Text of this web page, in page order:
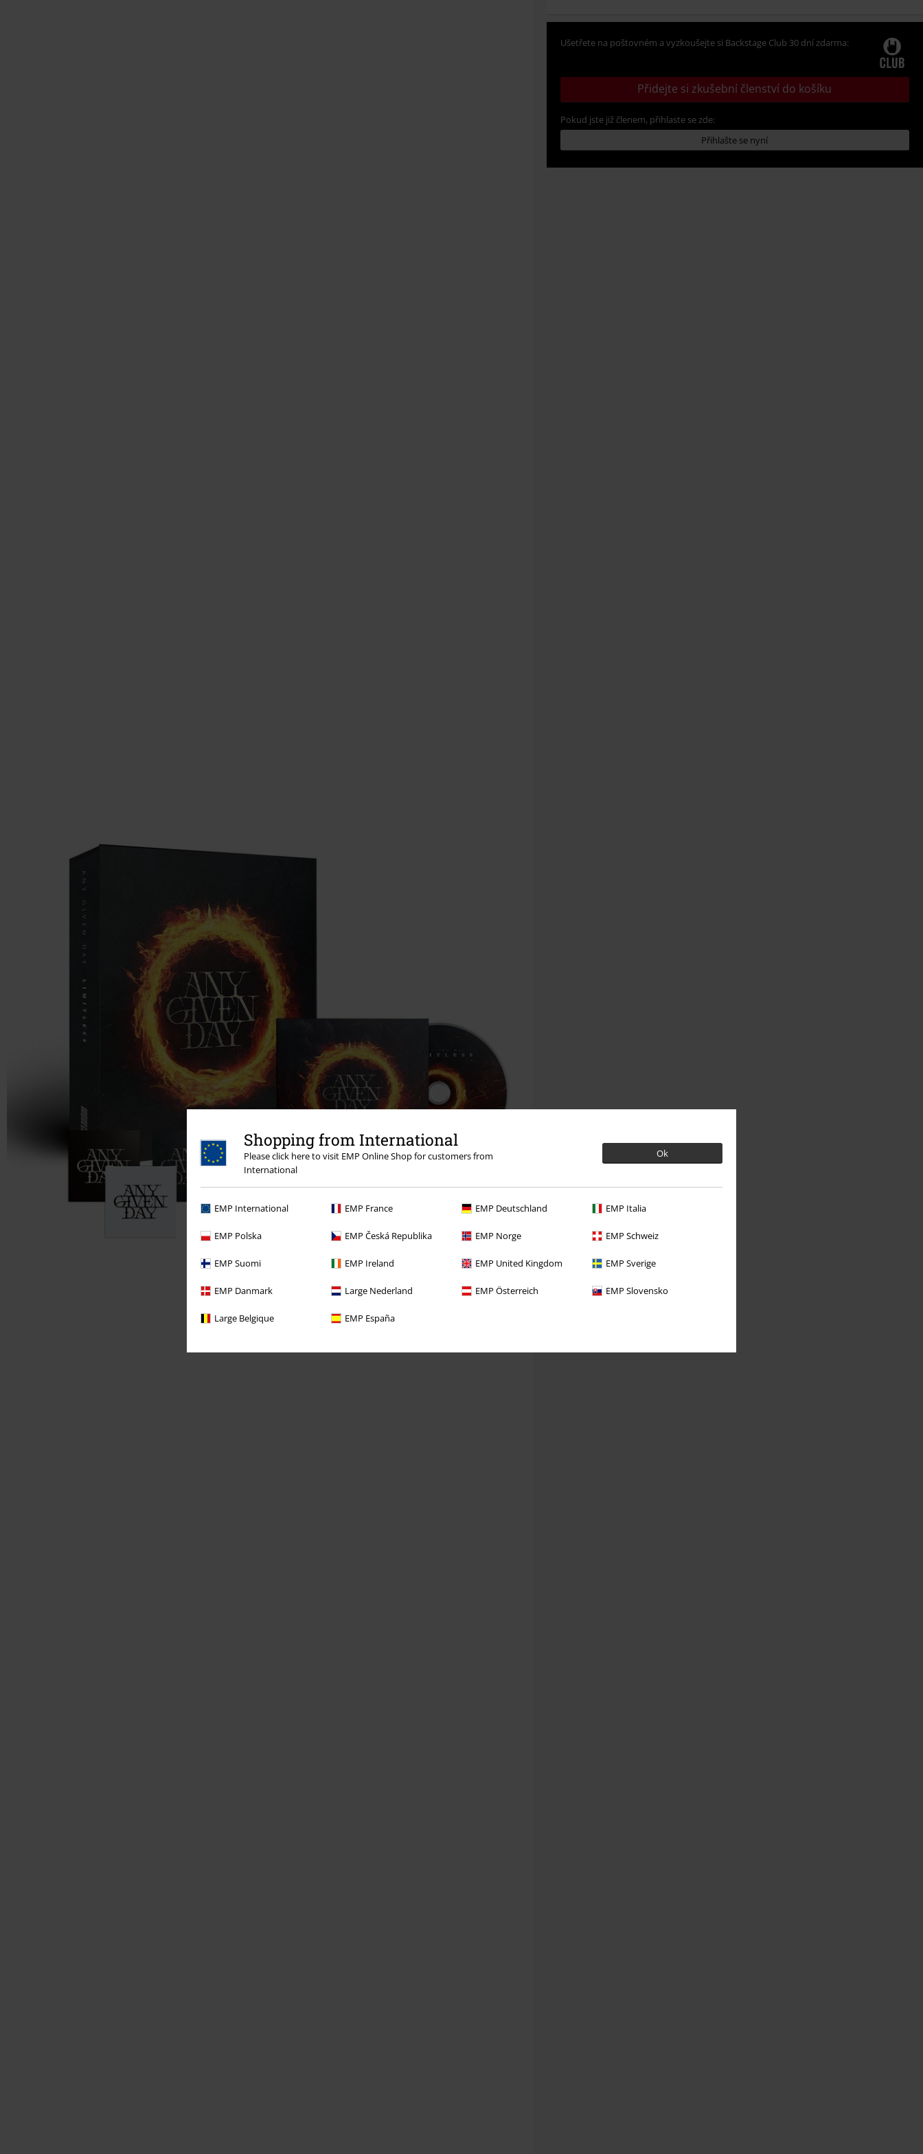
Shopping from International
Please click here to visit EMP Online Shop for customers from
International
Ok
EMP International EMP France EMP Deutschland EMP Italia
EMP Polska EMP Česká Republika EMP Norge EMP Schweiz
EMP Suomi EMP Ireland EMP United Kingdom EMP Sverige
EMP Danmark Large Nederland EMP Österreich EMP Slovensko
Large Belgique EMP España
Ušetřete na poštovném a vyzkoušejte si Backstage Club 30 dní zdarma:
Přidejte si zkušební členství do košíku
Pokud jste již členem, přihlaste se zde:
Přihlašte se nyní